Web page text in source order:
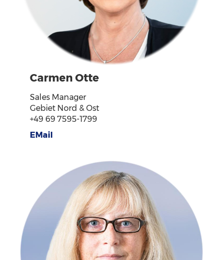
Carmen Otte
Sales Manager
Gebiet Nord & Ost
+49 69 7595-1799
EMail